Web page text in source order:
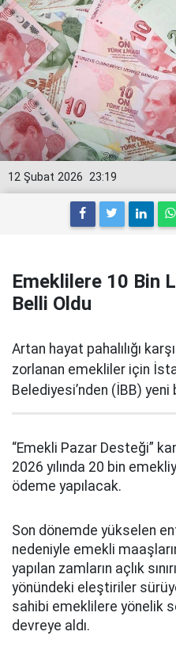
23:19
12 Şubat 2026
Emeklilere 10 Bin
Belli Oldu
Artan hayat pahalılığı
zorlanan emekliler için
Belediyesi’nden (İBB)
“Emekli Pazar Desteği”
2026 yılında 20 bin
ödeme yapılacak.
Son dönemde yükselen
nedeniyle emekli
yapılan zamların açlık
yönündeki eleştiriler
sahibi emeklilere yönelik
devreye aldı.